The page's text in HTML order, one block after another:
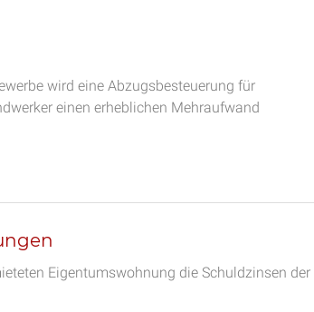
wird eine Abzugsbesteuerung für
einen erheblichen Mehraufwand
Eigentumswohnung die Schuldzinsen der